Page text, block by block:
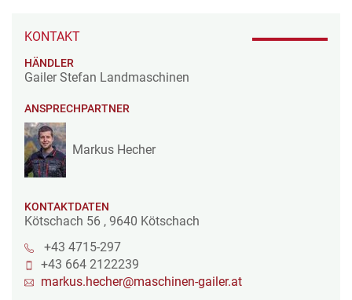
KONTAKT
HÄNDLER
Gailer Stefan Landmaschinen
ANSPRECHPARTNER
Markus Hecher
KONTAKTDATEN
Kötschach 56 , 9640 Kötschach
+43 4715-297
+43 664 2122239
markus.hecher@maschinen-gailer.at